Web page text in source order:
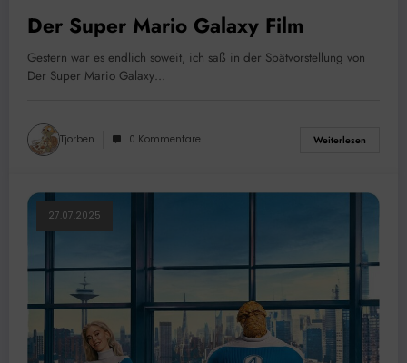
Der Super Mario Galaxy Film
Gestern war es endlich soweit, ich saß in der Spätvorstellung von
Der Super Mario Galaxy…
Tjorben 0 Kommentare Weiterlesen
27.07.2025